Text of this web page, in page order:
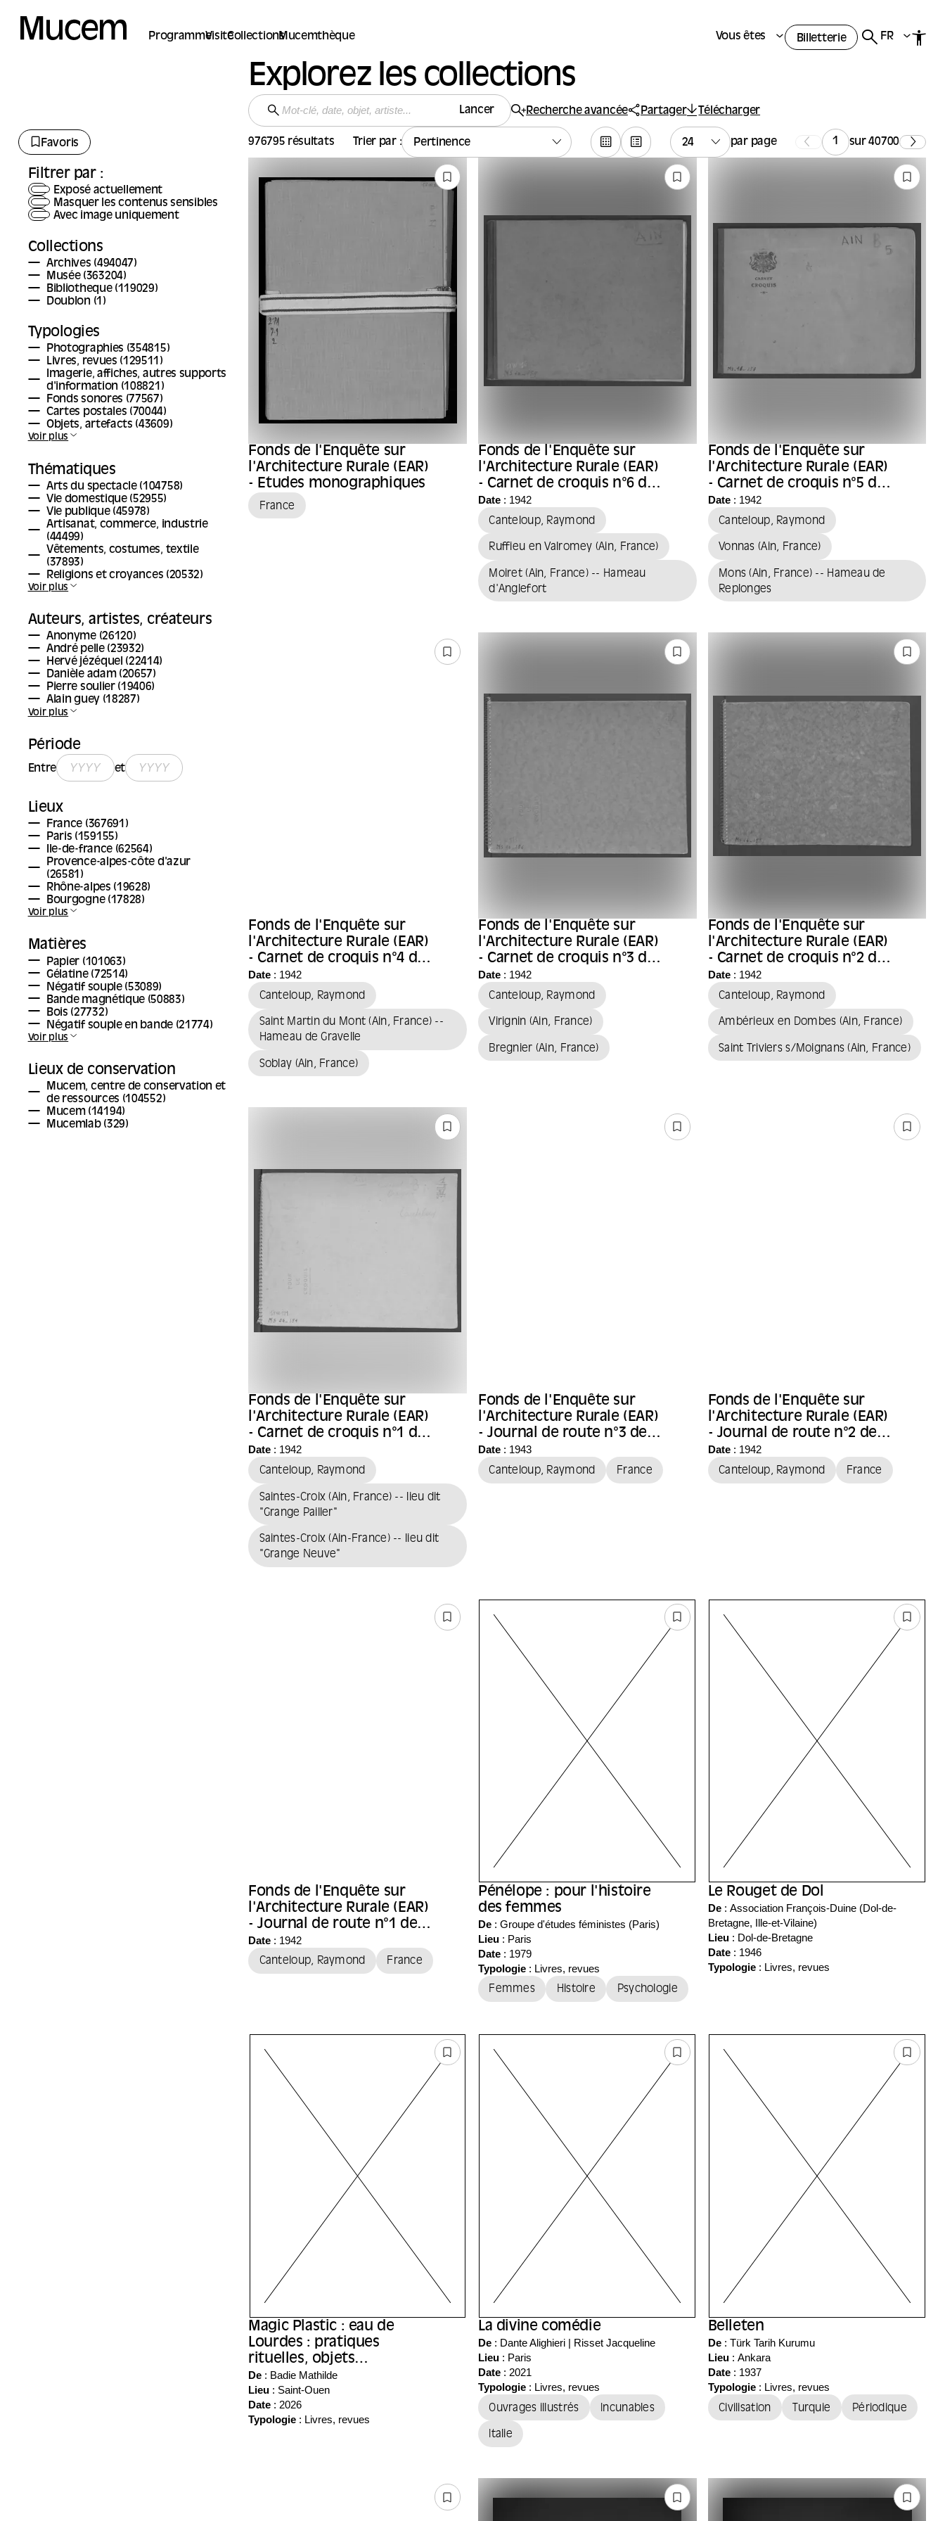
ProgrammeVisiteCollectionsMucemthèque Vous êtes Billetterie FR
Explorez les collections
Lancer Recherche avancée Partager Télécharger
Favoris 976795 résultats Trier par : par page sur 40700
Filtrer par :
Exposé actuellement
Masquer les contenus sensibles
Avec image uniquement
Collections
Archives (494047)
Musée (363204)
Bibliotheque (119029)
Doublon (1)
Typologies
Photographies (354815)
Livres, revues (129511)
Imagerie, affiches, autres supports
d'information (108821)
Fonds sonores (77567)
Cartes postales (70044)
Objets, artefacts (43609)
Voir plus
Thématiques
Arts du spectacle (104758)
Vie domestique (52955)
Vie publique (45978)
Artisanat, commerce, industrie
(44499)
Vêtements, costumes, textile
(37893)
Religions et croyances (20532)
Voir plus
Auteurs, artistes, créateurs
Anonyme (26120)
André pelle (23932)
Hervé jézéquel (22414)
Danièle adam (20657)
Pierre soulier (19406)
Alain guey (18287)
Voir plus
Période
Entre et
Lieux
France (367691)
Paris (159155)
Ile-de-france (62564)
Provence-alpes-côte d'azur
(26581)
Rhône-alpes (19628)
Bourgogne (17828)
Voir plus
Matières
Papier (101063)
Gélatine (72514)
Négatif souple (53089)
Bande magnétique (50883)
Bois (27732)
Négatif souple en bande (21774)
Voir plus
Lieux de conservation
Mucem, centre de conservation et
de ressources (104552)
Mucem (14194)
Mucemlab (329)
Fonds de l'Enquête sur
l'Architecture Rurale (EAR)
- Etudes monographiques
France
Fonds de l'Enquête sur
l'Architecture Rurale (EAR)
- Carnet de croquis n°6 de
l'architecte Raymond
Canteloup
Date: 1942
Canteloup, Raymond
Ruffieu en Valromey (Ain, France)
Moiret (Ain, France) -- Hameau
d'Anglefort
Fonds de l'Enquête sur
l'Architecture Rurale (EAR)
- Carnet de croquis n°5 de
l'architecte Raymond
Canteloup
Date: 1942
Canteloup, Raymond
Vonnas (Ain, France)
Mons (Ain, France) -- Hameau de
Replonges
Fonds de l'Enquête sur
l'Architecture Rurale (EAR)
- Carnet de croquis n°4 de
l'architecte Raymond
Canteloup
Date : 1942
Canteloup, Raymond
Saint Martin du Mont (Ain, France) --
Hameau de Gravelle
Soblay (Ain, France)
Fonds de l'Enquête sur
l'Architecture Rurale (EAR)
- Carnet de croquis n°3 de
l'architecte Raymond
Canteloup
Date: 1942
Canteloup, Raymond
Virignin (Ain, France)
Bregnier (Ain, France)
Fonds de l'Enquête sur
l'Architecture Rurale (EAR)
- Carnet de croquis n°2 de
l'architecte Raymond
Canteloup
Date: 1942
Canteloup, Raymond
Ambérieux en Dombes (Ain, France)
Saint Triviers s/Moignans (Ain, France)
Fonds de l'Enquête sur
l'Architecture Rurale (EAR)
- Carnet de croquis n°1 de
l'architecte Raymond
Canteloup
Date : 1942
Canteloup, Raymond
Saintes-Croix (Ain, France) -- lieu dit
"Grange Pailler"
Saintes-Croix (Ain-France) -- lieu dit
"Grange Neuve"
Fonds de l'Enquête sur
l'Architecture Rurale (EAR)
- Journal de route n°3 de
l'architecte Raymond
Canteloup
Date: 1943
Canteloup, Raymond France
Fonds de l'Enquête sur
l'Architecture Rurale (EAR)
- Journal de route n°2 de
l'architecte Raymond
Canteloup
Date: 1942
Canteloup, Raymond France
Fonds de l'Enquête sur
l'Architecture Rurale (EAR)
- Journal de route n°1 de
l'architecte Raymond
Canteloup
Date : 1942
Canteloup, Raymond France
Pénélope : pour l'histoire
des femmes
De: Groupe d'études féministes (Paris)
Lieu: Paris
Date: 1979
Typologie: Livres, revues
Femmes Histoire Psychologie
Le Rouget de Dol
De: Association François-Duine (Dol-de-
Bretagne, Ille-et-Vilaine)
Lieu: Dol-de-Bretagne
Date: 1946
Typologie: Livres, revues
Magic Plastic : eau de
Lourdes : pratiques
rituelles, objets
manufacturés
De : Badie Mathilde
Lieu : Saint-Ouen
Date : 2026
Typologie : Livres, revues
La divine comédie
De: Dante Alighieri | Risset Jacqueline
Lieu: Paris
Date: 2021
Typologie: Livres, revues
Ouvrages illustrés Incunables
Italie
Belleten
De: Türk Tarih Kurumu
Lieu: Ankara
Date: 1937
Typologie: Livres, revues
Civilisation Turquie Périodique